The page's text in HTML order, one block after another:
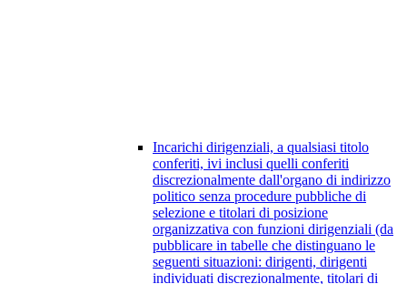
Incarichi dirigenziali, a qualsiasi titolo
conferiti, ivi inclusi quelli conferiti
discrezionalmente dall'organo di indirizzo
politico senza procedure pubbliche di
selezione e titolari di posizione
organizzativa con funzioni dirigenziali (da
pubblicare in tabelle che distinguano le
seguenti situazioni: dirigenti, dirigenti
individuati discrezionalmente, titolari di